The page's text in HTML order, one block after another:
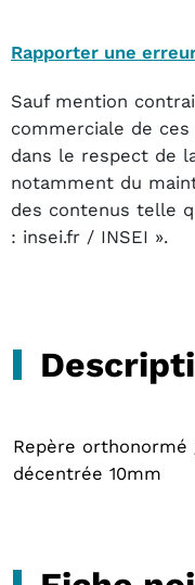
Rapporter une
Sauf mention
commerciale de
dans le respect de
notamment du
des contenus telle
: insei.fr / INSEI ».
Repère
décentrée 10mm